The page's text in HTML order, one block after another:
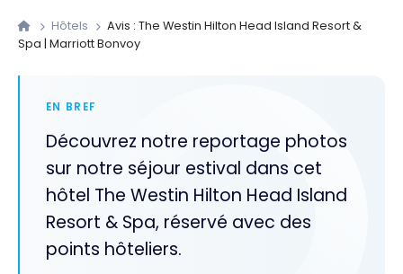
Hôtels
Avis : The Westin Hilton Head Island Resort &
Spa | Marriott Bonvoy
EN BREF
Découvrez notre reportage photos
sur notre séjour estival dans cet
hôtel The Westin Hilton Head Island
Resort & Spa, réservé avec des
points hôteliers.